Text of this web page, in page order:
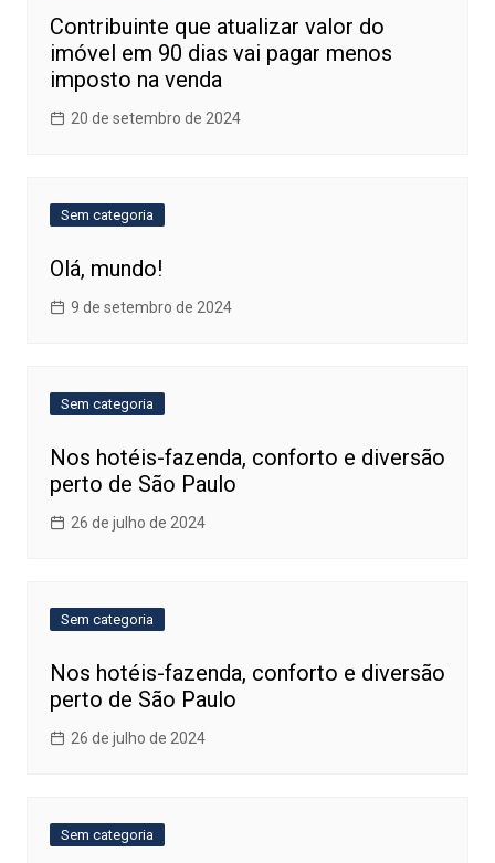
Contribuinte que atualizar valor do
imóvel em 90 dias vai pagar menos
imposto na venda
20 de setembro de 2024
Sem categoria
Olá, mundo!
9 de setembro de 2024
Sem categoria
Nos hotéis-fazenda, conforto e diversão
perto de São Paulo
26 de julho de 2024
Sem categoria
Nos hotéis-fazenda, conforto e diversão
perto de São Paulo
26 de julho de 2024
Sem categoria